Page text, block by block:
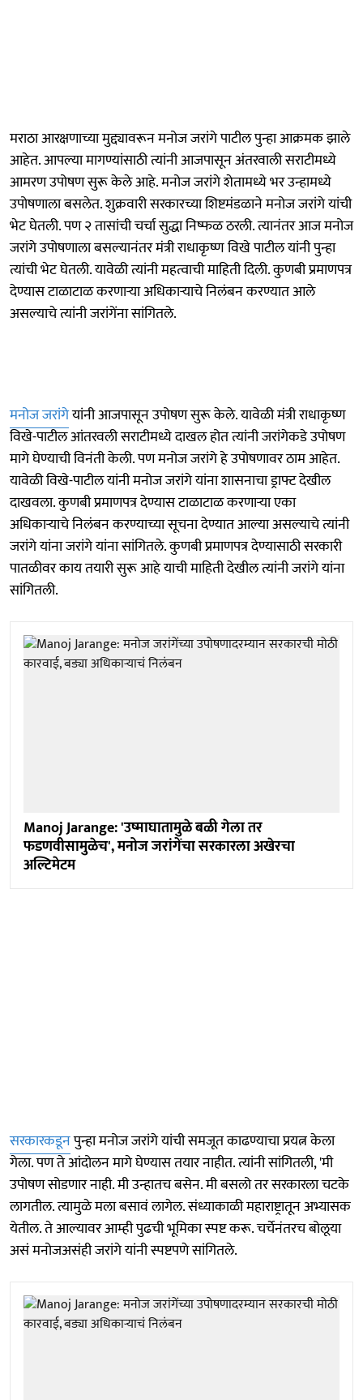
मराठा आरक्षणाच्या मुद्द्यावरून मनोज जरांगे पाटील पुन्हा आक्रमक झाले
आहेत. आपल्या मागण्यांसाठी त्यांनी आजपासून अंतरवाली सराटीमध्ये
आमरण उपोषण सुरू केले आहे. मनोज जरांगे शेतामध्ये भर उन्हामध्ये
उपोषणाला बसलेत. शुक्रवारी सरकारच्या शिष्टमंडळाने मनोज जरांगे यांची
भेट घेतली. पण २ तासांची चर्चा सुद्धा निष्फळ ठरली. त्यानंतर आज मनोज
जरांगे उपोषणाला बसल्यानंतर मंत्री राधाकृष्ण विखे पाटील यांनी पुन्हा
त्यांची भेट घेतली. यावेळी त्यांनी महत्वाची माहिती दिली. कुणबी प्रमाणपत्र
देण्यास टाळाटाळ करणाऱ्या अधिकाऱ्याचे निलंबन करण्यात आले
असल्याचे त्यांनी जरांगेंना सांगितले.
मनोज जरांगेयांनी आजपासून उपोषण सुरू केले. यावेळी मंत्री राधाकृष्ण
विखे-पाटील आंतरवली सराटीमध्ये दाखल होत त्यांनी जरांगेकडे उपोषण
मागे घेण्याची विनंती केली. पण मनोज जरांगे हे उपोषणावर ठाम आहेत.
यावेळी विखे-पाटील यांनी मनोज जरांगे यांना शासनाचा ड्राफ्ट देखील
दाखवला. कुणबी प्रमाणपत्र देण्यास टाळाटाळ करणाऱ्या एका
अधिकाऱ्याचे निलंबन करण्याच्या सूचना देण्यात आल्या असल्याचे त्यांनी
जरांगे यांना जरांगे यांना सांगितले. कुणबी प्रमाणपत्र देण्यासाठी सरकारी
पातळीवर काय तयारी सुरू आहे याची माहिती देखील त्यांनी जरांगे यांना
सांगितली.
Manoj Jarange: 'उष्माघातामुळे बळी गेला तर
फडणवीसामुळेच', मनोज जरांगेंचा सरकारला अखेरचा
अल्टिमेटम
सरकारकडूनपुन्हा मनोज जरांगे यांची समजूत काढण्याचा प्रयत्न केला
गेला. पण ते आंदोलन मागे घेण्यास तयार नाहीत. त्यांनी सांगितली, 'मी
उपोषण सोडणार नाही. मी उन्हातच बसेन. मी बसलो तर सरकारला चटके
लागतील. त्यामुळे मला बसावं लागेल. संध्याकाळी महाराष्ट्रातून अभ्यासक
येतील. ते आल्यावर आम्ही पुढची भूमिका स्पष्ट करू. चर्चेनंतरच बोलूया
असं मनोजअसंही जरांगे यांनी स्पष्टपणे सांगितले.